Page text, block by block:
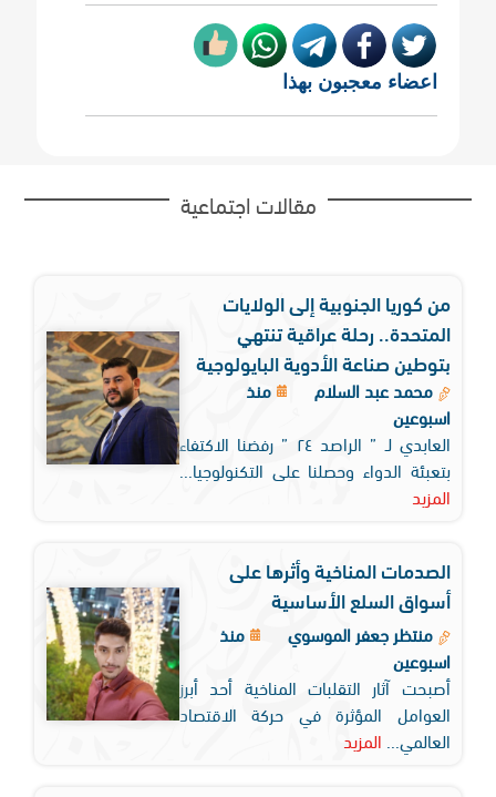
اعضاء معجبون بهذا
مقالات اجتماعية
من كوريا الجنوبية إلى الولايات
المتحدة.. رحلة عراقية تنتهي
بتوطين صناعة الأدوية البايولوجية
محمد عبد السلام
منذ
اسبوعين
العابدي لـ ” الراصد ٢٤ ” رفضنا الاكتفاء
بتعبئة الدواء وحصلنا على التكنولوجيا...
المزيد
الصدمات المناخية وأثرها على
أسواق السلع الأساسية
منتظر جعفر الموسوي
منذ
اسبوعين
أصبحت آثار التقلبات المناخية أحد أبرز
العوامل المؤثرة في حركة الاقتصاد
العالمي...
المزيد